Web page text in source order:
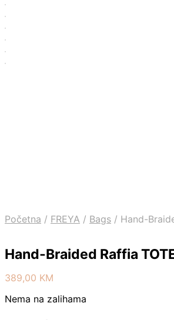
Početna / FREYA / Bags / Hand-
Hand-Braided Raffia
389,00 KM
Nema na zalihama